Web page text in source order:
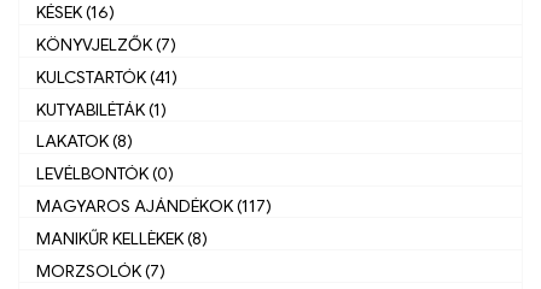
KÉSEK (16)
KÖNYVJELZŐK (7)
KULCSTARTÓK (41)
KUTYABILÉTÁK (1)
LAKATOK (8)
LEVÉLBONTÓK (0)
MAGYAROS AJÁNDÉKOK (117)
MANIKŰR KELLÈKEK (8)
MORZSOLÓK (7)